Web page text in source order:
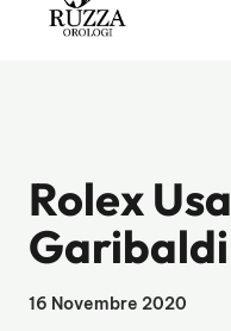
Rolex
16 Novembre 2020